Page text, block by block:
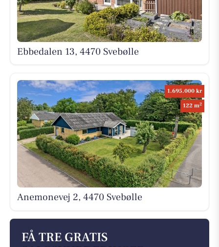
Ebbedalen 13, 4470 Svebølle
1.695.000 kr
122 m2
Anemonevej 2, 4470 Svebølle
FÅ TRE GRATIS